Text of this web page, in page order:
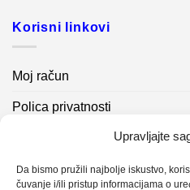
Upravljajte
Da bismo pružili najbolje iskustvo,
čuvanje i/ili pristup informacijama o
Korisni linkovi
Moj račun
Polica privatnosti
Kontakt info